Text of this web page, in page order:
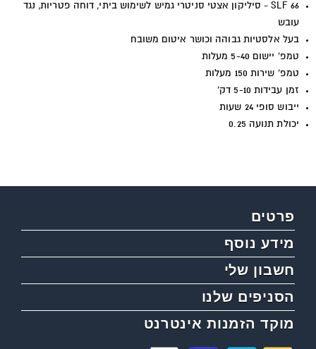
SLF 66 - סיליקון אצטי סניטרי גמיש לשימוש ביתי, דוחה פטריות, נגד
עובש
בעל אלסטיות גבוהה וכושר איטום משובח
טמפ' יישום 5-40 מעלות
טמפ' שירות 150 מעלות
זמן עבידות 5-10 דק
'
ייבוש סופי 24 שעות
יכולת תנועה 0.25
פרטים
מידע נוסף
חשבון שלי
הסניפים שלנו
מוקד הזמנות אינטרנט